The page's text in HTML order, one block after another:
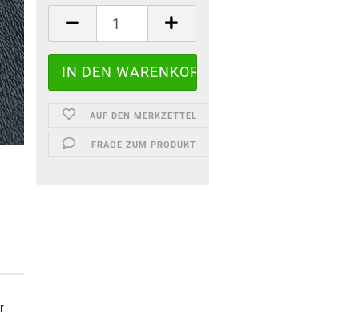
AUF DEN MERKZETTEL
FRAGE ZUM PRODUKT